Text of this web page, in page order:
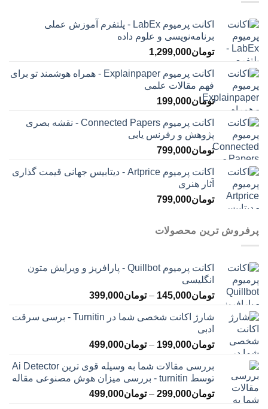
اکانت پرمیوم LabEx - پلتفرم آموزش عملی
برنامه‌نویسی و علوم داده
تومان1,299,000
اکانت پرمیوم Explainpaper - همراه هوشمند تو برای
فهم مقالات علمی
تومان199,000
اکانت پرمیوم Connected Papers - نقشه بصری
پژوهش و رفرنس یابی
تومان799,000
اکانت پرمیوم Artprice - دیتابیس جهانی قیمت ‌گذاری
آثار هنری
تومان799,000
پرفروش ترین محصولات
اکانت پرمیوم Quillbot - پارافریز و ویرایش متون
انگلیسی
تومان145,000
– تومان399,000محدوده
تومان145,000
تومان399,000
شارژ اکانت شخصی شما در Turnitin - برسی سرقت
ادبی
تومان199,000
– تومان499,000محدوده
تومان199,000
تا
تومان499,000
بررسی مقالات شما به وسیله قوی ترین Ai Detector
توسط turnitin - بررسی میزان هوش مصنوعی مقاله
تومان299,000
– تومان499,000محدوده